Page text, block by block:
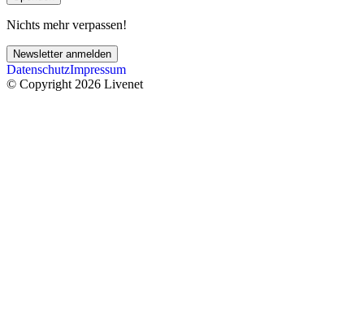
Nichts mehr verpassen!
Newsletter anmelden
DatenschutzImpressum
© Copyright 2026 Livenet